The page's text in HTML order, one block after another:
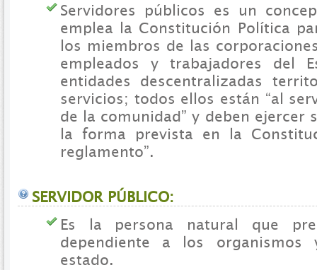
Servidores públicos es un
emplea la Constitución Política
los miembros de las
empleados y trabajadores del
entidades descentralizadas
servicios; todos ellos están “al
de la comunidad” y deben ejercer
la forma prevista en la
reglamento”.
SERVIDOR PÚBLICO:
Es la persona natural que
dependiente a los organismos
estado.